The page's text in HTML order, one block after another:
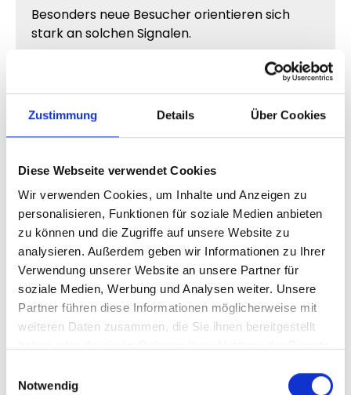
Zustimmung Details Über Cookies
Diese Webseite verwendet Cookies
Wir verwenden Cookies, um Inhalte und Anzeigen zu
personalisieren, Funktionen für soziale Medien anbieten
zu können und die Zugriffe auf unsere Website zu
analysieren. Außerdem geben wir Informationen zu Ihrer
Verwendung unserer Website an unsere Partner für
soziale Medien, Werbung und Analysen weiter. Unsere
Partner führen diese Informationen möglicherweise mit
weiteren Daten zusammen, die Sie ihnen bereitgestellt
Notwendig
Besonders neue Besucher orientieren sich
stark an solchen Signalen.
Warum deutsche Follower
professioneller wirken
Ein deutschsprachiges Profil mit einer
überwiegend deutschen Community wirkt
deutlich natürlicher.
Dadurch entsteht automatisch ein
glaubwürdigerer Eindruck.
Besonders wichtig für:
Business-Accounts
Influencer
lokale Unternehmen
deutsche Creator
Marken mit deutschsprachiger Zielgruppe